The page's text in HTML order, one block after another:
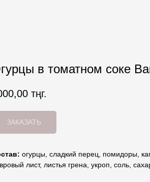
в томатном соке
тңг.
ЗАКАЗАТЬ
огурцы, сладкий перец, помидоры,
лист, листья грена, укроп, соль,